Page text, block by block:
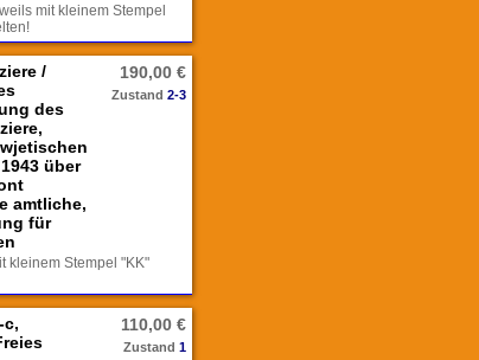
mit kleinem Stempel
190,00 €
Zustand2-3
/
des
über
amtliche,
für
kleinem Stempel "KK"
110,00 €
Zustand1
c,